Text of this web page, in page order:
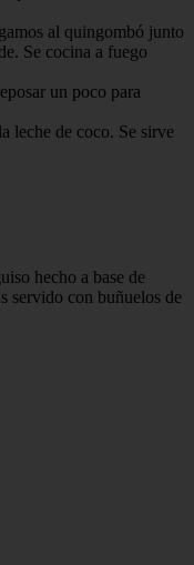
al quingombó junto
Se cocina a fuego
un poco para
leche de coco. Se sirve
hecho a base de
servido con buñuelos de